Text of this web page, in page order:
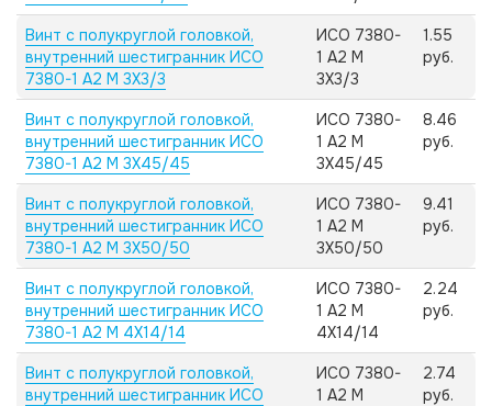
Винт с полукруглой головкой,
внутренний шестигранник ИСО
7380-1 А2 M 3X3/3
ИСО 7380-
1 А2 M
3X3/3
1.55
руб.
Винт с полукруглой головкой,
внутренний шестигранник ИСО
7380-1 А2 M 3X45/45
ИСО 7380-
1 А2 M
3X45/45
8.46
руб.
Винт с полукруглой головкой,
внутренний шестигранник ИСО
7380-1 А2 M 3X50/50
ИСО 7380-
1 А2 M
3X50/50
9.41
руб.
Винт с полукруглой головкой,
внутренний шестигранник ИСО
7380-1 А2 M 4X14/14
ИСО 7380-
1 А2 M
4X14/14
2.24
руб.
Винт с полукруглой головкой,
внутренний шестигранник ИСО
ИСО 7380-
1 А2 M
2.74
руб.